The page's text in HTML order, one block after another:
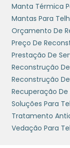
Além dos
contribui
consumo
diminuir
ambiente.
Reconstrução
Soluções Para
Vedação Para